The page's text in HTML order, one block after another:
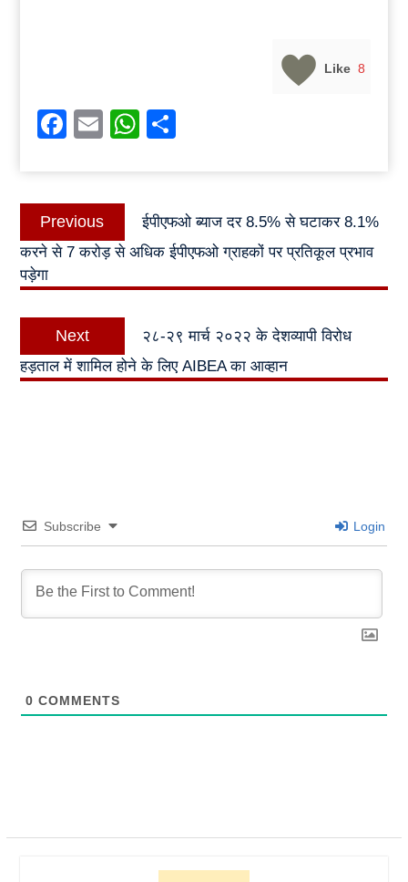
Like 8
Facebook
EmailWhatsApp
Post
navigation
Previous
Previous
post:
ईपीएफओ ब्याज दर 8.5% से घटाकर 8.1%
करने से 7 करोड़ से अधिक ईपीएफओ ग्राहकों पर प्रतिकूल प्रभाव
पड़ेगा
Next
post:
२८-२९ मार्च २०२२ के देशव्यापी विरोध
हड़ताल में शामिल होने के लिए AIBEA का आव्हान
Subscribe Login
0 COMMENTS